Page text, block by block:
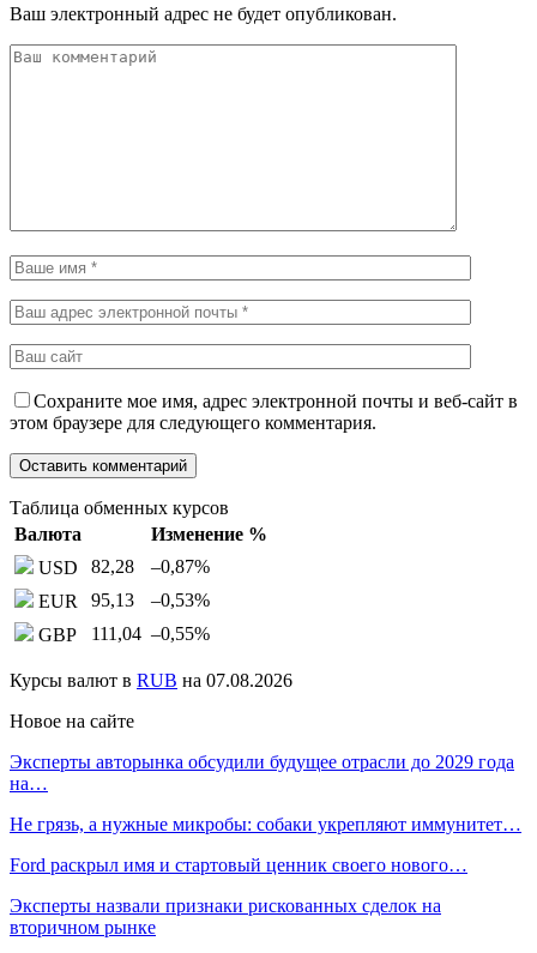
Ваш электронный адрес не будет опубликован.
Сохраните мое имя, адрес электронной почты и веб-сайт в
этом браузере для следующего комментария.
Таблица обменных курсов
Валюта
Изменение %
USD
82,28 –0,87%
EUR
95,13 –0,53%
GBP
111,04 –0,55%
Курсы валют в RUB на 07.08.2026
Новое на сайте
Эксперты авторынка обсудили будущее отрасли до 2029 года
на…
Не грязь, а нужные микробы: собаки укрепляют иммунитет…
Ford раскрыл имя и стартовый ценник своего нового…
Эксперты назвали признаки рискованных сделок на
вторичном рынке